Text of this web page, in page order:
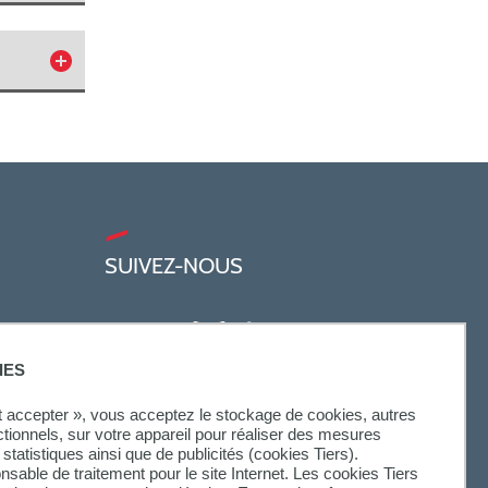
accepter », vous acceptez le stockage de cookies, autres
sur votre appareil pour réaliser des mesures
ainsi que de publicités (cookies Tiers).
de traitement pour le site Internet. Les cookies Tiers
SUIVEZ-NOUS